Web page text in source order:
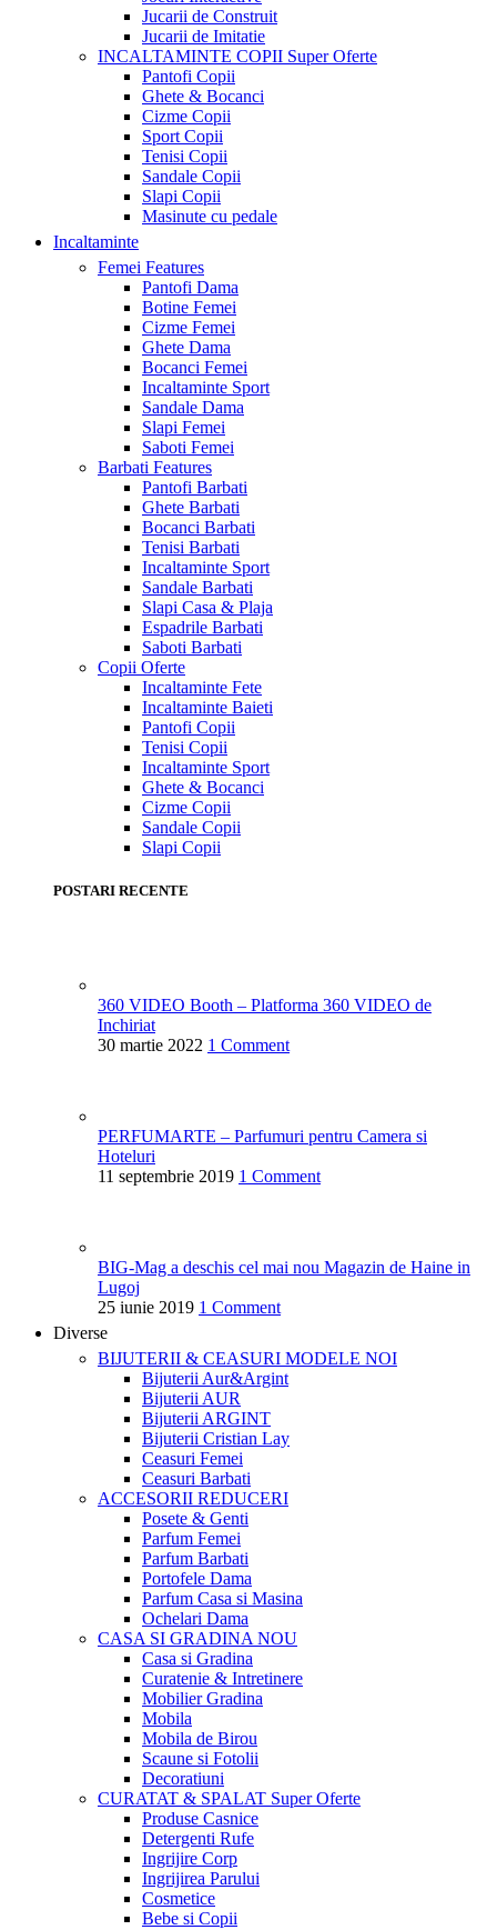
Jucarii de Construit
Jucarii de Imitatie
INCALTAMINTE COPII Super Oferte
Pantofi Copii
Ghete & Bocanci
Cizme Copii
Sport Copii
Tenisi Copii
Sandale Copii
Slapi Copii
Masinute cu pedale
Incaltaminte
Femei Features
Pantofi Dama
Botine Femei
Cizme Femei
Ghete Dama
Bocanci Femei
Incaltaminte Sport
Sandale Dama
Slapi Femei
Saboti Femei
Barbati Features
Pantofi Barbati
Ghete Barbati
Bocanci Barbati
Tenisi Barbati
Incaltaminte Sport
Sandale Barbati
Slapi Casa & Plaja
Espadrile Barbati
Saboti Barbati
Copii Oferte
Incaltaminte Fete
Incaltaminte Baieti
Pantofi Copii
Tenisi Copii
Incaltaminte Sport
Ghete & Bocanci
Cizme Copii
Sandale Copii
Slapi Copii
POSTARI RECENTE
360 VIDEO Booth – Platforma 360 VIDEO de
Inchiriat
30 martie 2022 1 Comment
PERFUMARTE – Parfumuri pentru Camera si
Hoteluri
11 septembrie 2019 1 Comment
BIG-Mag a deschis cel mai nou Magazin de Haine in
Lugoj
25 iunie 2019 1 Comment
Diverse
BIJUTERII & CEASURI MODELE NOI
Bijuterii Aur&Argint
Bijuterii AUR
Bijuterii ARGINT
Bijuterii Cristian Lay
Ceasuri Femei
Ceasuri Barbati
ACCESORII REDUCERI
Posete & Genti
Parfum Femei
Parfum Barbati
Portofele Dama
Parfum Casa si Masina
Ochelari Dama
CASA SI GRADINANOU
Casa si Gradina
Curatenie & Intretinere
Mobilier Gradina
Mobila
Mobila de Birou
Scaune si Fotolii
Decoratiuni
CURATAT & SPALAT Super Oferte
Produse Casnice
Detergenti Rufe
Ingrijire Corp
Ingrijirea Parului
Cosmetice
Bebe si Copii